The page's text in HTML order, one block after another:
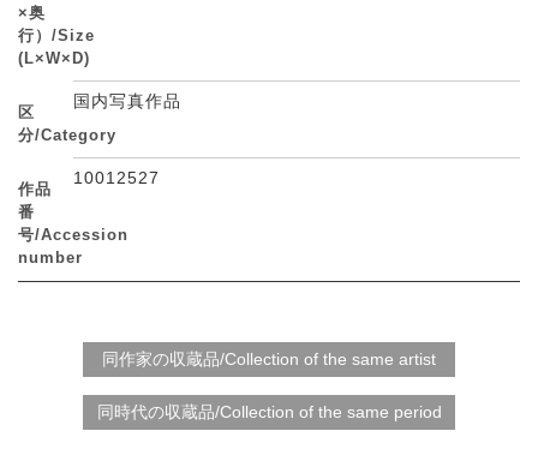
×奥
行）/Size
(L×W×D)
区
分/Category
国内写真作品
作品
番
号/Accession
number
10012527